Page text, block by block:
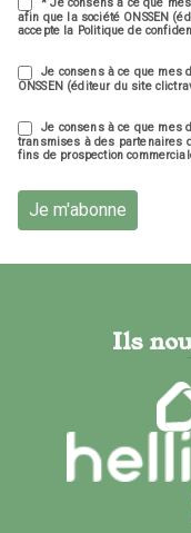
* Je consens à ce que
afin que la société ONSSEN
accepte la Politique de
Je consens à ce que mes
ONSSEN (éditeur du site
Je consens à ce que mes
transmises à des partenaires
fins de prospection
Je m'abonne
Ils